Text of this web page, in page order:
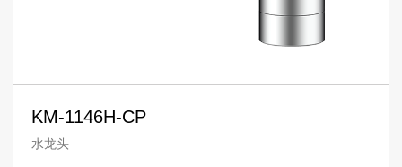
KM-1146H-CP
水龙头